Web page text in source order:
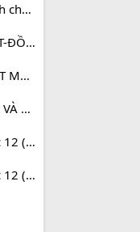
Bài 35. Luyện tập tính chất của nhôm và hợp chất của nhôm
CHƯƠNG 7. CROM-SẮT-ĐỒNG
CHƯƠNG 8. PHÂN BIỆT MỘT SỐ CHẤT VÔ CƠ CHUẨN ĐỘ DUNG DỊCH
CHƯƠNG 9. HÓA HỌC VÀ VẤN ĐỀ PHÁT TRIỂN KINH TẾ, XÃ HỘI, MÔI TRƯỜNG - HÓA 12 NÂNG CAO
Giải bài tập SBT Hóa học 12 (Cơ bản)
Giải bài tập SBT Hóa học 12 (Nâng cao)